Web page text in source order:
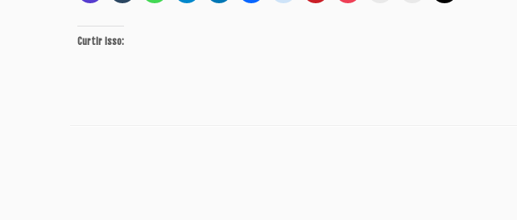
Curtir isso: